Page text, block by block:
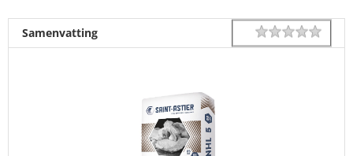
Samenvatting Rating 1 star
2
3
4
5